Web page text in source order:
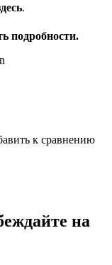
.
подробности.
к сравнению
на